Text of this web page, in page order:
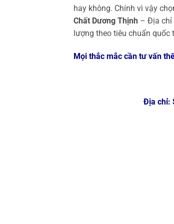
hay không. Chính vì vậy
Chất Dương Thịnh – Địa chỉ
lượng theo tiêu chuẩn quốc
Mọi thắc mắc cần tư vấn
Địa chỉ: